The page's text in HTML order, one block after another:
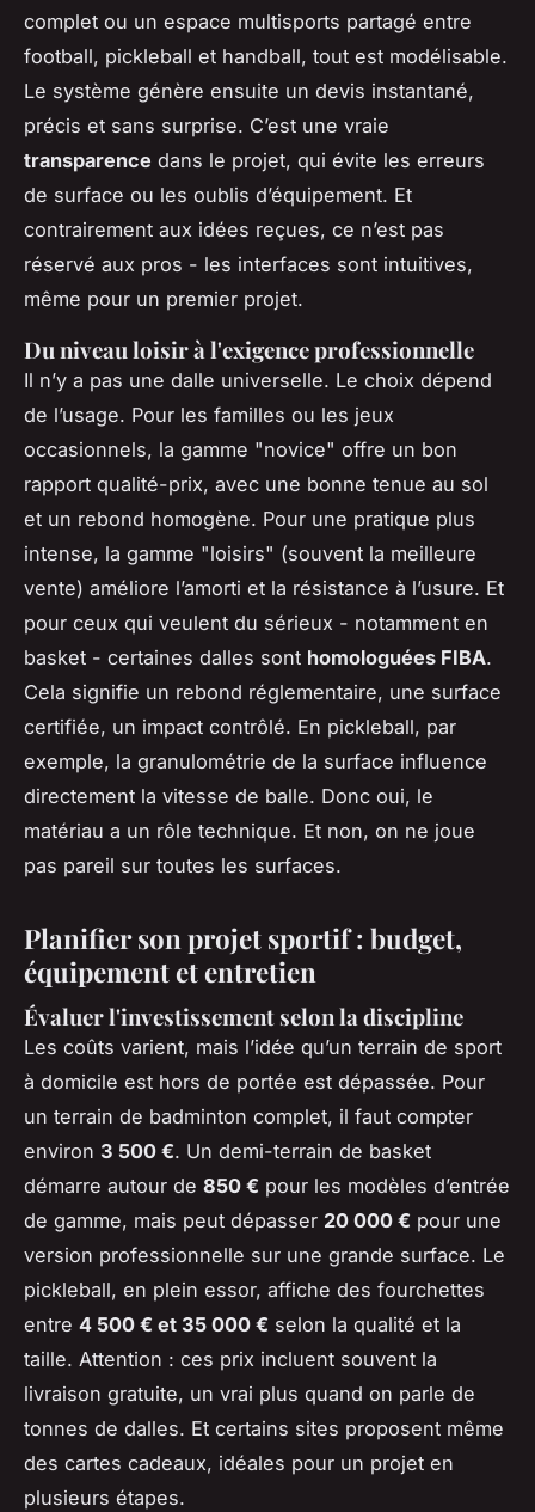
complet ou un espace multisports partagé entre
football, pickleball et handball, tout est modélisable.
Le système génère ensuite un devis instantané,
précis et sans surprise. C’est une vraie
transparence dans le projet, qui évite les erreurs
de surface ou les oublis d’équipement. Et
contrairement aux idées reçues, ce n’est pas
réservé aux pros - les interfaces sont intuitives,
même pour un premier projet.
Du niveau loisir à l'exigence professionnelle
Il n’y a pas une dalle universelle. Le choix dépend
de l’usage. Pour les familles ou les jeux
occasionnels, la gamme "novice" offre un bon
rapport qualité-prix, avec une bonne tenue au sol
et un rebond homogène. Pour une pratique plus
intense, la gamme "loisirs" (souvent la meilleure
vente) améliore l’amorti et la résistance à l’usure. Et
pour ceux qui veulent du sérieux - notamment en
basket - certaines dalles sont homologuées FIBA.
Cela signifie un rebond réglementaire, une surface
certifiée, un impact contrôlé. En pickleball, par
exemple, la granulométrie de la surface influence
directement la vitesse de balle. Donc oui, le
matériau a un rôle technique. Et non, on ne joue
pas pareil sur toutes les surfaces.
Planifier son projet sportif : budget,
équipement et entretien
Évaluer l'investissement selon la discipline
Les coûts varient, mais l’idée qu’un terrain de sport
à domicile est hors de portée est dépassée. Pour
un terrain de badminton complet, il faut compter
environ 3 500 €. Un demi-terrain de basket
démarre autour de 850 € pour les modèles d’entrée
de gamme, mais peut dépasser 20 000 € pour une
version professionnelle sur une grande surface. Le
pickleball, en plein essor, affiche des fourchettes
entre 4 500 € et 35 000 € selon la qualité et la
taille. Attention : ces prix incluent souvent la
livraison gratuite, un vrai plus quand on parle de
tonnes de dalles. Et certains sites proposent même
des cartes cadeaux, idéales pour un projet en
plusieurs étapes.